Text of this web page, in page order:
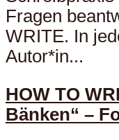
Fragen
WRITE. In
Autor*in...
HOW TO
Bänken“ –